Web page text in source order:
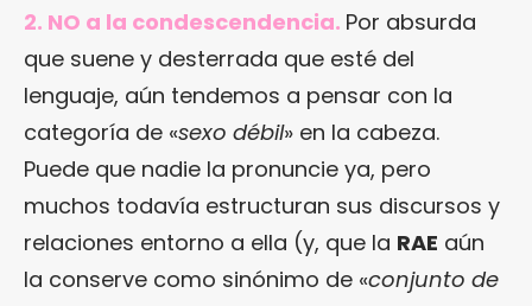
2. NO a la condescendencia. Por absurda
que suene y desterrada que esté del
lenguaje, aún tendemos a pensar con la
categoría de «sexo débil» en la cabeza.
Puede que nadie la pronuncie ya, pero
muchos todavía estructuran sus discursos y
relaciones entorno a ella (y, que la RAE aún
la conserve como sinónimo de «conjunto de